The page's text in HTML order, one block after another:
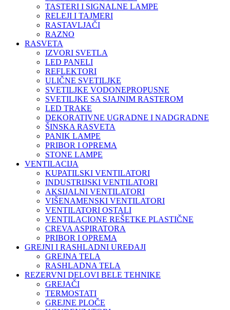
TASTERI I SIGNALNE LAMPE
RELEJI I TAJMERI
RASTAVLJAČI
RAZNO
RASVETA
IZVORI SVETLA
LED PANELI
REFLEKTORI
ULIČNE SVETILJKE
SVETILJKE VODONEPROPUSNE
SVETILJKE SA SJAJNIM RASTEROM
LED TRAKE
DEKORATIVNE UGRADNE I NADGRADNE
ŠINSKA RASVETA
PANIK LAMPE
PRIBOR I OPREMA
STONE LAMPE
VENTILACIJA
KUPATILSKI VENTILATORI
INDUSTRIJSKI VENTILATORI
AKSIJALNI VENTILATORI
VIŠENAMENSKI VENTILATORI
VENTILATORI OSTALI
VENTILACIONE REŠETKE PLASTIČNE
CREVA ASPIRATORA
PRIBOR I OPREMA
GREJNI I RASHLADNI UREĐAJI
GREJNA TELA
RASHLADNA TELA
REZERVNI DELOVI BELE TEHNIKE
GREJAČI
TERMOSTATI
GREJNE PLOČE